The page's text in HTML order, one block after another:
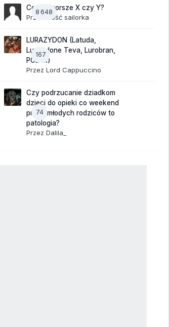
8 648
Co jest gorsze X czy Y?
Przez Gość sailorka
167
LURAZYDON (Latuda,
Lurasidone Teva, Lurobran,
POLUR)
Przez Lord Cappuccino
74
Czy podrzucanie dziadkom
dzieci do opieki co weekend
przez młodych rodziców to
patologia?
Przez Dalila_